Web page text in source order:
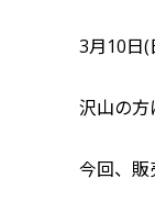
3月10日(
沢山の方
今回、販